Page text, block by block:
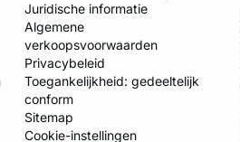
Juridische informatie
Algemene
verkoopsvoorwaarden
Privacybeleid
Toegankelijkheid: gedeeltelijk
conform
Sitemap
Cookie-instellingen